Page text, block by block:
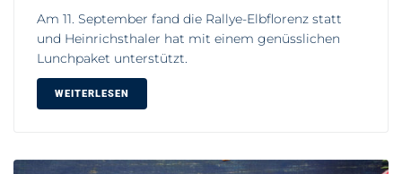
Am 11. September fand die Rallye-Elbflorenz statt
und Heinrichsthaler hat mit einem genüsslichen
Lunchpaket unterstützt.
WEITERLESEN